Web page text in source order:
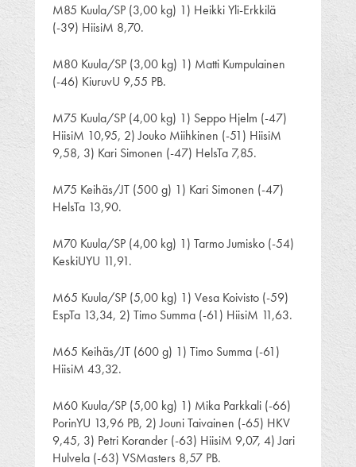
M85 Kuula/SP (3,00 kg) 1) Heikki Yli-Erkkilä
(-39) HiisiM 8,70.
M80 Kuula/SP (3,00 kg) 1) Matti Kumpulainen
(-46) KiuruvU 9,55 PB.
M75 Kuula/SP (4,00 kg) 1) Seppo Hjelm (-47)
HiisiM 10,95, 2) Jouko Miihkinen (-51) HiisiM
9,58, 3) Kari Simonen (-47) HelsTa 7,85.
M75 Keihäs/JT (500 g) 1) Kari Simonen (-47)
HelsTa 13,90.
M70 Kuula/SP (4,00 kg) 1) Tarmo Jumisko (-54)
KeskiUYU 11,91.
M65 Kuula/SP (5,00 kg) 1) Vesa Koivisto (-59)
EspTa 13,34, 2) Timo Summa (-61) HiisiM 11,63.
M65 Keihäs/JT (600 g) 1) Timo Summa (-61)
HiisiM 43,32.
M60 Kuula/SP (5,00 kg) 1) Mika Parkkali (-66)
PorinYU 13,96 PB, 2) Jouni Taivainen (-65) HKV
9,45, 3) Petri Korander (-63) HiisiM 9,07, 4) Jari
Hulvela (-63) VSMasters 8,57 PB.